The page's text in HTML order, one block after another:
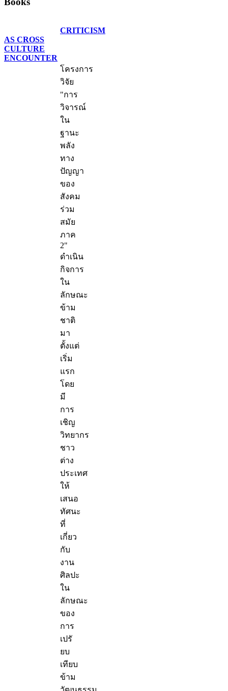
CRITICISM
AS CROSS
CULTURE
ENCOUNTER
โครงการ
วิจัย
"การ
วิจารณ์
ใน
ฐานะ
พลัง
ทาง
ปัญญา
ของ
สังคม
ร่วม
สมัย
ภาค
2"
ดำเนิน
กิจการ
ใน
ลักษณะ
ข้าม
ชาติ
มา
ตั้งแต่
เริ่ม
แรก
โดย
มี
การ
เชิญ
วิทยากร
ชาว
ต่าง
ประเทศ
ให้
เสนอ
ทัศนะ
ที่
เกี่ยว
กับ
งาน
ศิลปะ
ใน
ลักษณะ
ของ
การ
เปรั
ยบ
เทียบ
ข้าม